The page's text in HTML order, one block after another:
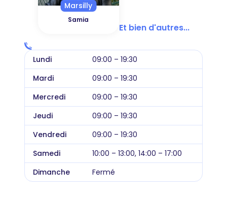
Marsilly
Samia
Et bien d'autres...
Lundi
09:00 – 19:30
Mardi
09:00 – 19:30
Mercredi
09:00 – 19:30
Jeudi
09:00 – 19:30
Vendredi
09:00 – 19:30
Samedi
10:00 – 13:00, 14:00 – 17:00
Dimanche
Fermé